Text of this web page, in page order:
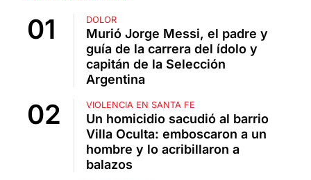
DOLOR
Murió Jorge Messi, el padre y
guía de la carrera del ídolo y
capitán de la Selección
Argentina
VIOLENCIA EN SANTA FE
Un homicidio sacudió al barrio
Villa Oculta: emboscaron a un
hombre y lo acribillaron a
balazos